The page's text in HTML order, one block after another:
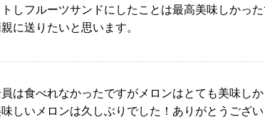
しフルーツサンドにしたことは最高美味しかっ
送りたいと思います。
は食べれなかったですがメロンはとても美味し
しいメロンは久しぶりでした！ありがとうござ